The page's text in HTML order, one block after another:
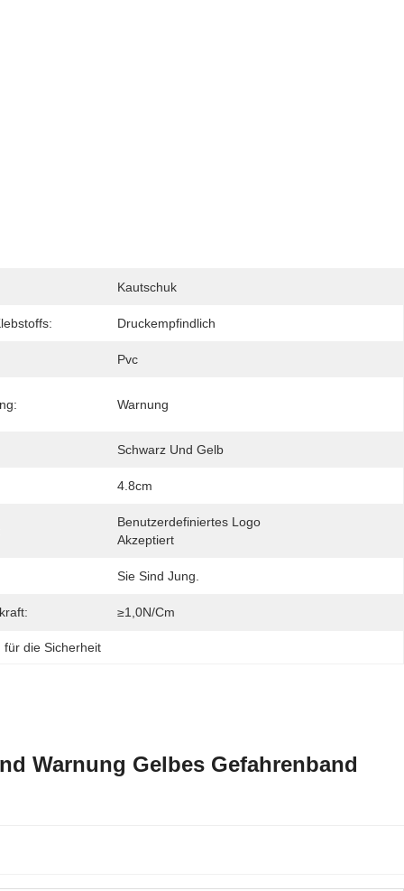
Kautschuk
Druckempfindlich
Pvc
Warnung
Schwarz Und Gelb
4.8cm
Benutzerdefiniertes Logo
Akzeptiert
Sie Sind Jung.
≥1,0N/cm
für die Sicherheit
Warnung Gelbes Gefahrenband